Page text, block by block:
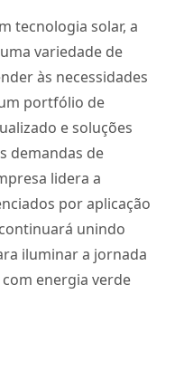
tecnologia solar, a
variedade de
às necessidades
portfólio de
e soluções
demandas de
lidera a
por aplicação
unindo
iluminar a jornada
energia verde